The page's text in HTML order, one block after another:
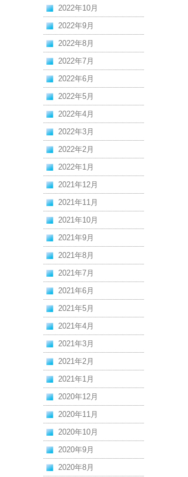
2022年10月
2022年9月
2022年8月
2022年7月
2022年6月
2022年5月
2022年4月
2022年3月
2022年2月
2022年1月
2021年12月
2021年11月
2021年10月
2021年9月
2021年8月
2021年7月
2021年6月
2021年5月
2021年4月
2021年3月
2021年2月
2021年1月
2020年12月
2020年11月
2020年10月
2020年9月
2020年8月